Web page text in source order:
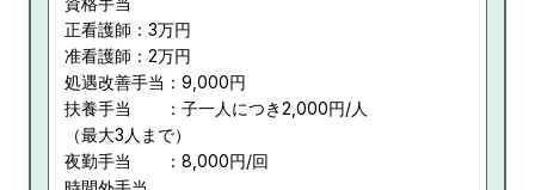
正看護師：3万円
准看護師：2万円
処遇改善手当：9,000円
扶養手当 ：子一人につき2,000円/人
（最大3人まで）
夜勤手当 ：8,000円/回